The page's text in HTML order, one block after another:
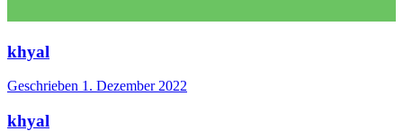
khyal
Geschrieben 1. Dezember 2022
khyal